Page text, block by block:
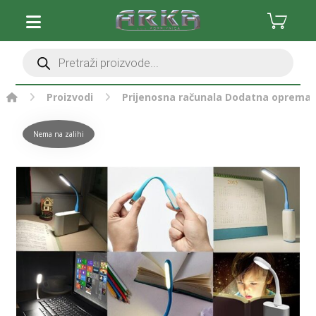
Proizvodi Prijenosna računala Dodatna oprema
Nema na zalihi